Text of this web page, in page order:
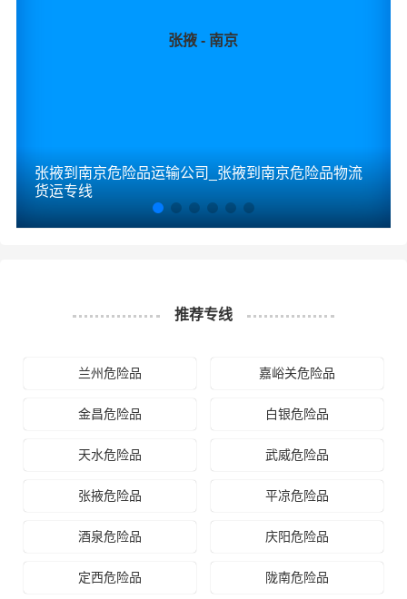
送货
和平区,沈河区,大东区,皇姑区,铁西区,苏家屯区,浑
2、以上张掖至沈阳物流价格仅为零担散货报价、且时间具
如何计算张掖至沈阳物流费用总报价？
物流费用总报价=张掖提货费用+专线运输费用+沈阳送货上
怎么计算专线运输费用？
专线运输费用的计算方式为：单价货物乘以重量或者体
积。先确定货物性质，货物性质可分为重货、重泡货、泡
货，根据货物性质确定单价。
张掖 - 南京
张掖到南京危险品运输公司_张掖到南京危险品物流
货运专线
推荐专线
兰州危险品 嘉峪关危险品
金昌危险品 白银危险品
天水危险品 武威危险品
张掖危险品 平凉危险品
酒泉危险品 庆阳危险品
定西危险品 陇南危险品